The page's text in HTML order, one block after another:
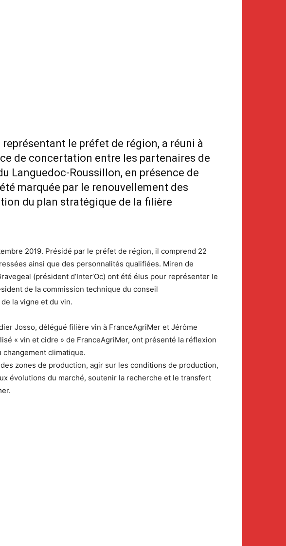
le préfet de région, a réuni à
de concertation entre les partenaires de
Languedoc-Roussillon, en présence de
marquée par le renouvellement des
du plan stratégique de la filière
2019. Présidé par le préfet de région, il comprend 22
ainsi que des personnalités qualifiées. Miren de
(président d’Inter’Oc) ont été élus pour représenter le
de la commission technique du conseil
la vigne et du vin.
Josso, délégué filière vin à FranceAgriMer et Jérôme
« vin et cidre » de FranceAgriMer, ont présenté la réflexion
changement climatique.
zones de production, agir sur les conditions de production,
évolutions du marché, soutenir la recherche et le transfert